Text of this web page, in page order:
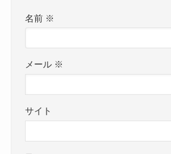
名前 ※
メール ※
サイト